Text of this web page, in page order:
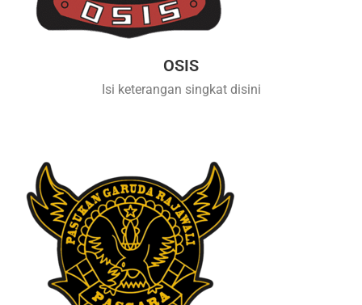
OSIS
Isi keterangan singkat disini